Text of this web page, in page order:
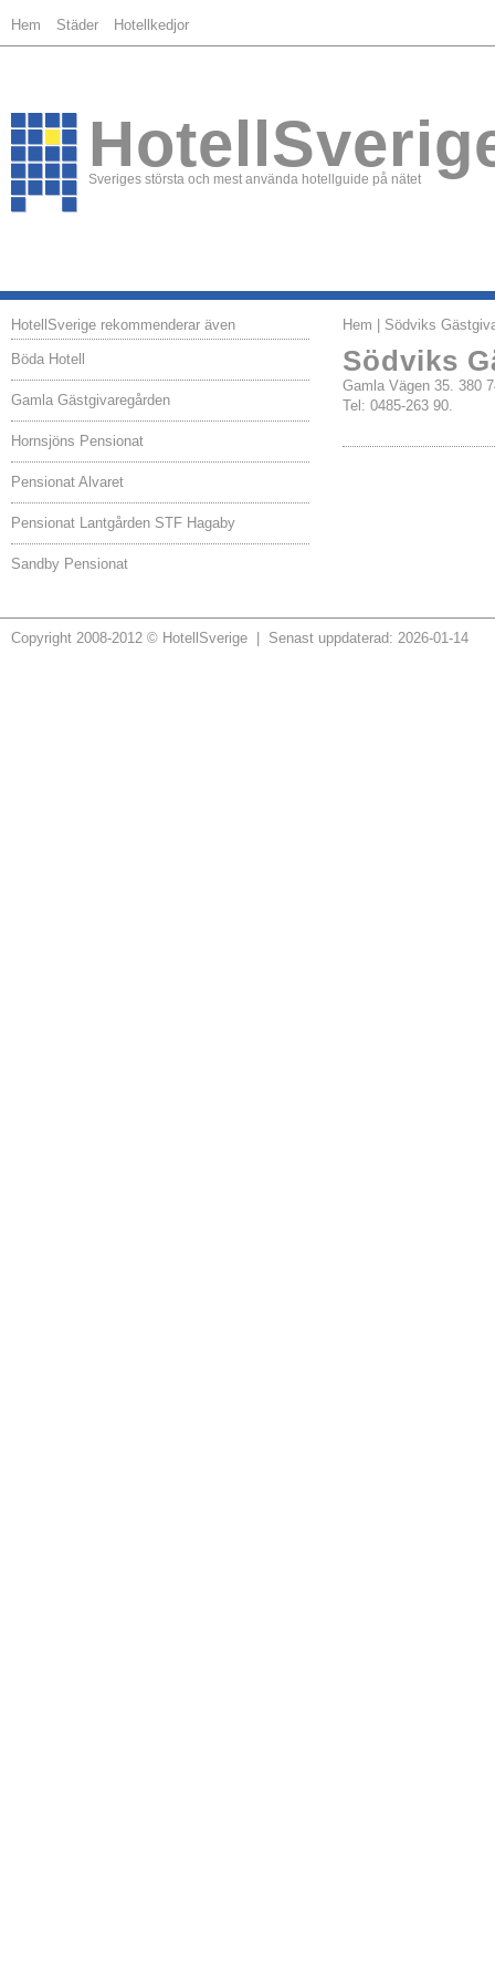
Hem Städer Hotellkedjor
Sveriges största och mest använda hotellguide på nätet
HotellSverige rekommenderar även
Böda Hotell
Gamla Gästgivaregården
Hornsjöns Pensionat
Pensionat Alvaret
Pensionat Lantgården STF Hagaby
Sandby Pensionat
Hem | Södviks
Södviks
Gamla Vägen 35. 380
Tel: 0485-263 90.
Copyright 2008-2012 © HotellSverige | Senast uppdaterad: 2026-01-14